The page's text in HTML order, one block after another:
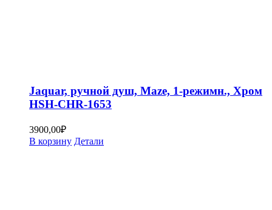
Jaquar, ручной душ, Maze, 1-режимн., Хром
HSH-CHR-1653
3900,00₽
В корзину Детали